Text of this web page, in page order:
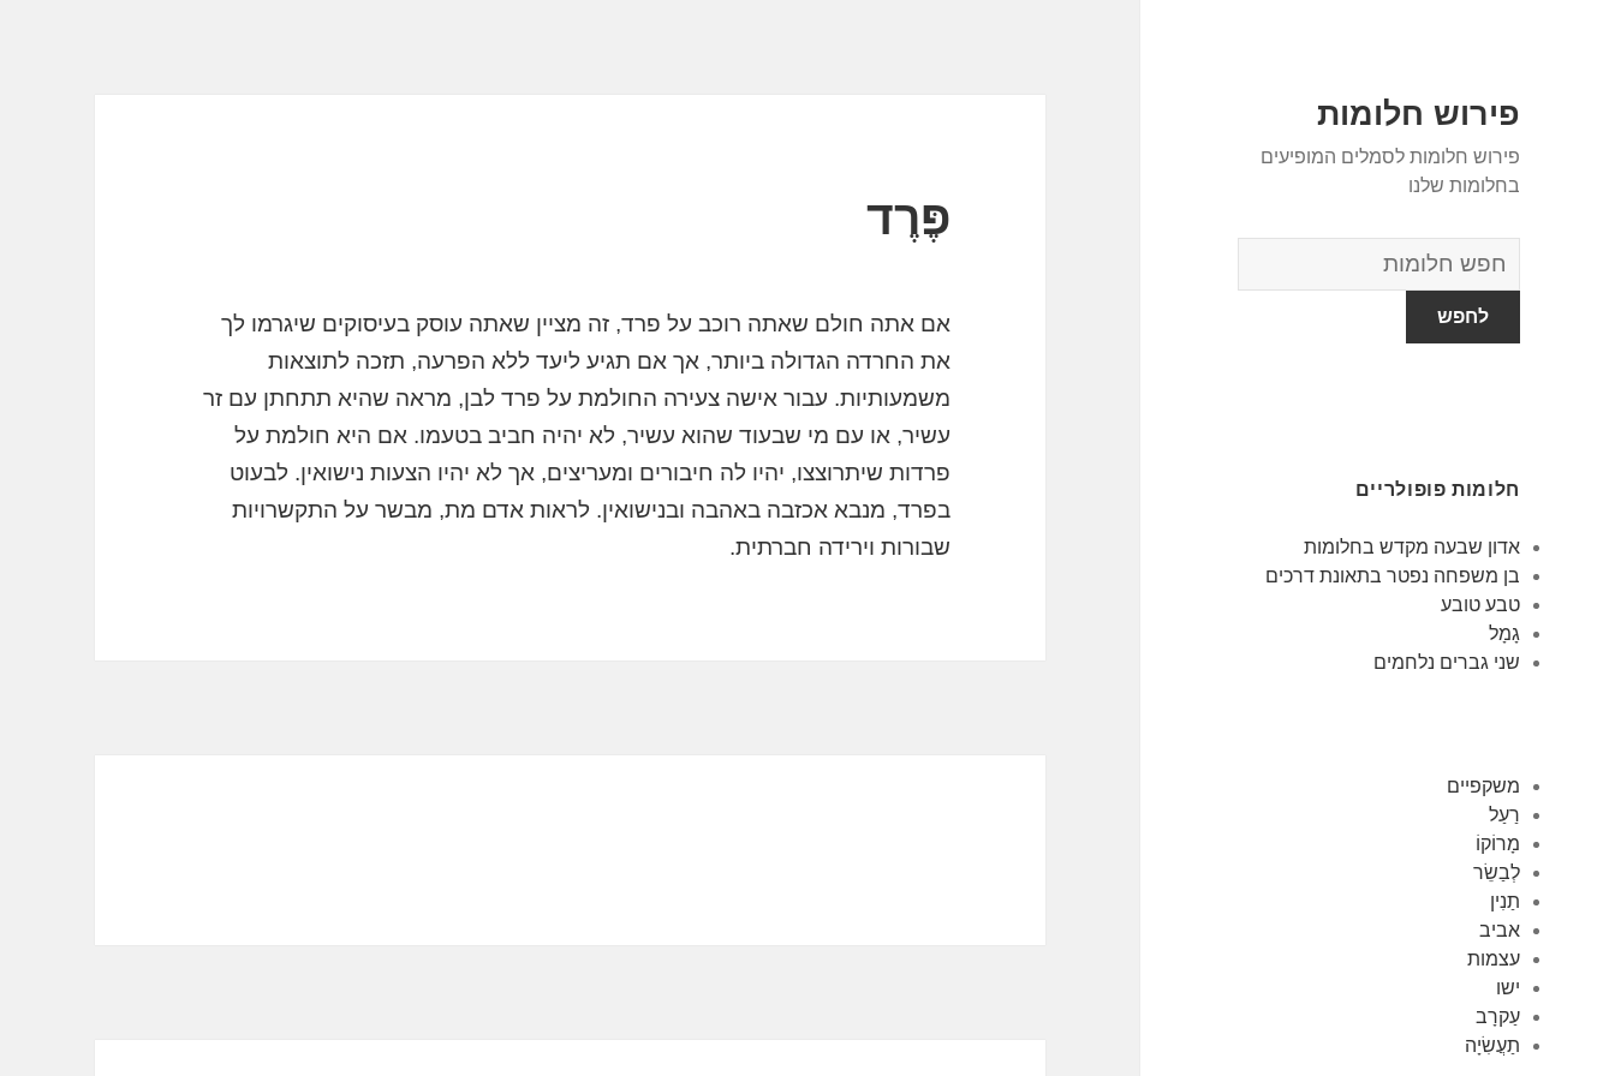
פירוש חלומות
פירוש חלומות לסמלים המופיעים
בחלומות שלנו
מילון
החלומות
חלומות פופולריים
אדון שבעה מקדש בחלומות
בן משפחה נפטר בתאונת דרכים
טבע טובע
גָמָל
שני גברים נלחמים
משקפיים
רַעַל
מָרוֹקוֹ
לְבַשֵׂר
תַנִין
אביב
עצמות
ישו
עַקרָב
תַעֲשִׂיָה
פֶּרֶד
אם אתה חולם שאתה רוכב על פרד, זה מציין שאתה עוסק בעיסוקים שיגרמו לך
את החרדה הגדולה ביותר, אך אם תגיע ליעד ללא הפרעה, תזכה לתוצאות
משמעותיות. עבור אישה צעירה החולמת על פרד לבן, מראה שהיא תתחתן עם זר
עשיר, או עם מי שבעוד שהוא עשיר, לא יהיה חביב בטעמו. אם היא חולמת על
פרדות שיתרוצצו, יהיו לה חיבורים ומעריצים, אך לא יהיו הצעות נישואין. לבעוט
בפרד, מנבא אכזבה באהבה ובנישואין. לראות אדם מת, מבשר על התקשרויות
שבורות וירידה חברתית.